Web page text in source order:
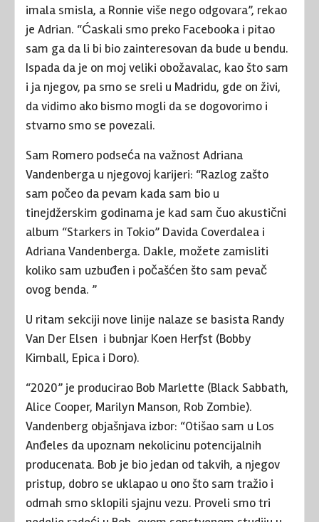
imala smisla, a Ronnie više nego odgovara”, rekao
je Adrian. “Ćaskali smo preko Facebooka i pitao
sam ga da li bi bio zainteresovan da bude u bendu.
Ispada da je on moj veliki obožavalac, kao što sam
i ja njegov, pa smo se sreli u Madridu, gde on živi,
da vidimo ako bismo mogli da se dogovorimo i
stvarno smo se povezali.
Sam Romero podseća na važnost Adriana
Vandenberga u njegovoj karijeri: “Razlog zašto
sam počeo da pevam kada sam bio u
tinejdžerskim godinama je kad sam čuo akustični
album “Starkers in Tokio” Davida Coverdalea i
Adriana Vandenberga. Dakle, možete zamisliti
koliko sam uzbuđen i počašćen što sam pevač
ovog benda. ”
U ritam sekciji nove linije nalaze se basista Randy
Van Der Elsen i bubnjar Koen Herfst (Bobby
Kimball, Epica i Doro).
“2020” je producirao Bob Marlette (Black Sabbath,
Alice Cooper, Marilyn Manson, Rob Zombie).
Vandenberg objašnjava izbor: “Otišao sam u Los
Anđeles da upoznam nekolicinu potencijalnih
producenata. Bob je bio jedan od takvih, a njegov
pristup, dobro se uklapao u ono što sam tražio i
odmah smo sklopili sjajnu vezu. Proveli smo tri